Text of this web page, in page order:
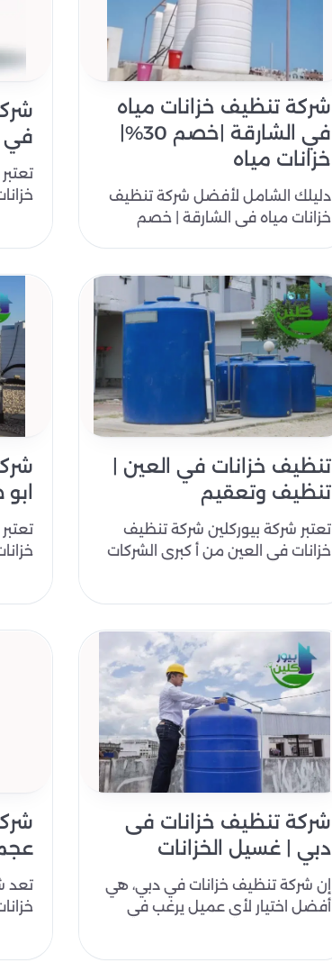
شركة تنظيف خزانات مياه
في الشارقة |خصم 30%|
خزانات مياه
دليلك الشامل لأفضل شركة تنظيف
خزانات مياه في الشارقة | خصم
في
تنظيف خزانات في العين |
تنظيف وتعقيم
تعتبر شركة بيوركلين شركة تنظيف
خزانات في العين من أ كبرى الشركات
شركة تنظيف خزانات فى
دبي | غسيل الخزانات
إن شركة تنظيف خزانات في دبي، هي
أفضل اختيار لأي عميل يرغب في
تعد